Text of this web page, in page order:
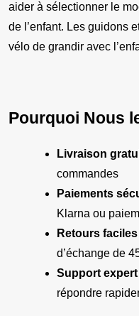
aider à sélectionner le
de l’enfant. Les guidons
vélo de grandir avec
Pourquoi Nous
Livraison
commandes
Paiements
Klarna ou
Retours faciles
d’échange de
Support expert
répondre